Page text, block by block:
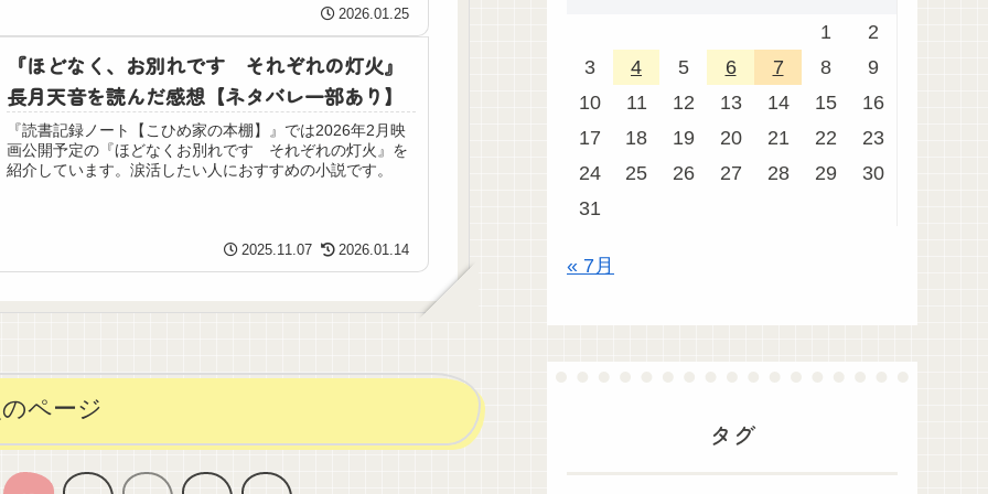
2026.01.25
『ほどなく、お別れです それぞれの灯火』
長月天音を読んだ感想【ネタバレ一部あり】
『読書記録ノート【こひめ家の本棚】』では2026年2月映
画公開予定の『ほどなくお別れです それぞれの灯火』を
紹介しています。涙活したい人におすすめの小説です。
2025.11.07 2026.01.14
ページ
1
2
3
4 5 6 7 8
9
10
11 12 13 14 15
16
17
18 19 20 21 22
23
24
25 26 27 28 29
30
31
« 7月
タグ